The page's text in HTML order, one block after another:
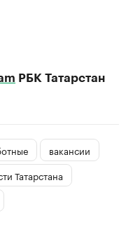
РБК Татарстан
вакансии
Татарстана